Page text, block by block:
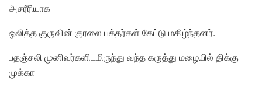
அசரீரியாக
ஒலித்த குருவின் குரலை பக்தர்கள் கேட்டு மகிழ்ந்தனர்.
பதஞ்சலி முனிவர்களிடமிருந்து வந்த கருத்து மழையில் திக்கு
முக்கா